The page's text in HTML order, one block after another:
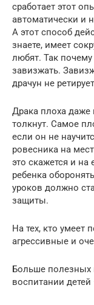
сработает этот
автоматически и
А этот способ
знаете, имеет
любят. Так
завизжать.
драчун не
Драка плоха даже
толкнут. Самое
если он не
ровесника на
это скажется и на
ребенка
уроков должно
защиты.
На тех, кто умеет
агрессивные и
Больше полезных
воспитании